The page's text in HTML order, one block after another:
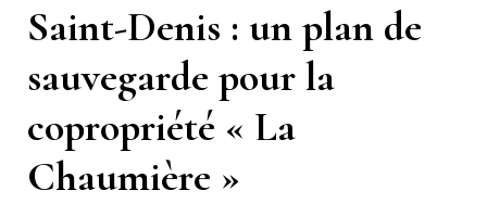
Saint-Denis : un plan de
sauvegarde pour la
copropriété « La
Chaumière »